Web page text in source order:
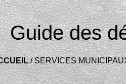
Guide des
/SERVICES